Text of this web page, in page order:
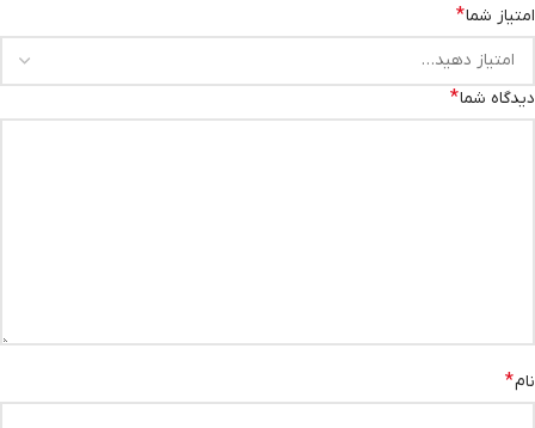
امتیاز شما*
دیدگاه شما*
نام*